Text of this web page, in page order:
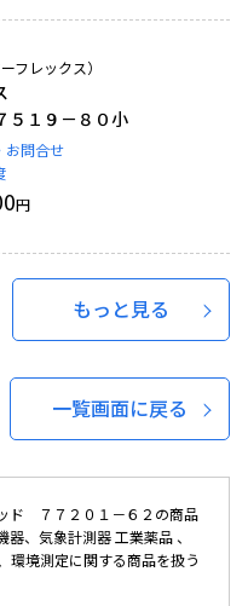
フレックス）
１９－８０小
お問合せ
円
もっと見る
一覧画面に戻る
ド ７７２０１－６２の商品
、気象計測器 工業薬品 、
環境測定に関する商品を扱う